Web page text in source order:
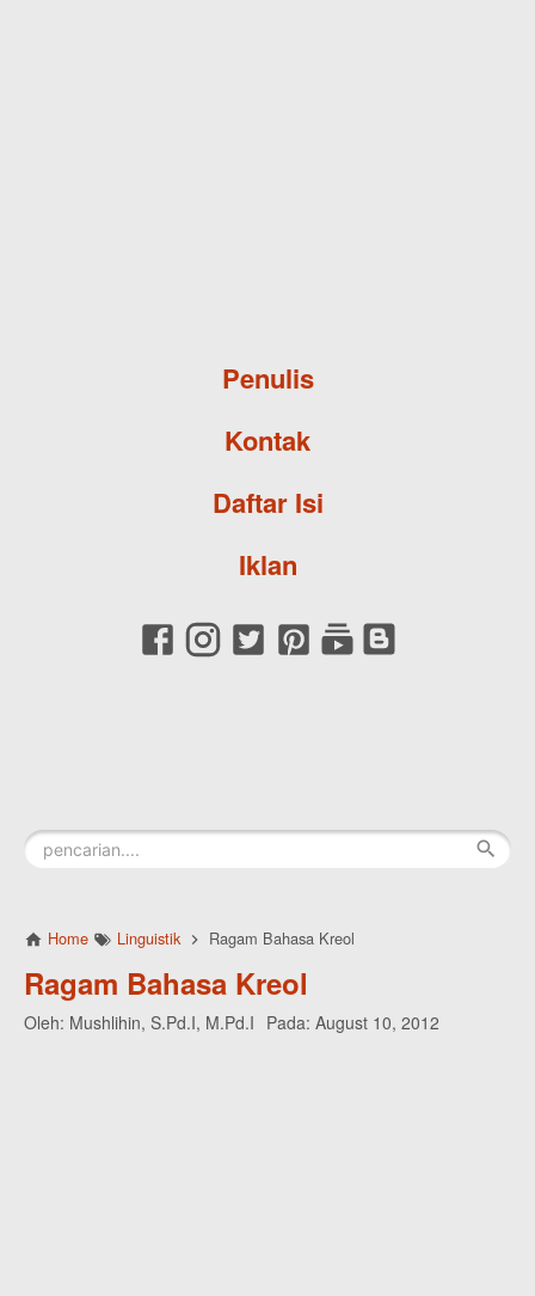
Penulis
Kontak
Daftar Isi
Iklan
Home Linguistik Ragam Bahasa Kreol
Ragam Bahasa Kreol
Oleh: Mushlihin, S.Pd.I, M.Pd.I Pada: August 10, 2012